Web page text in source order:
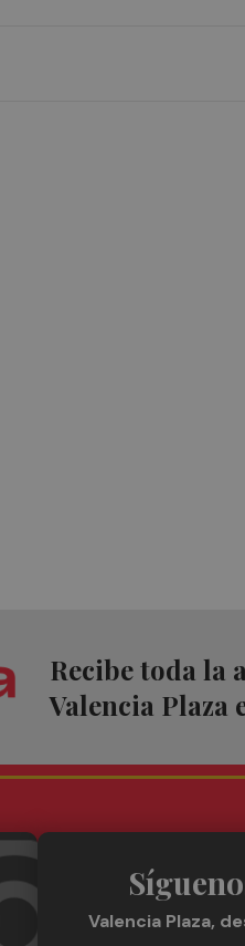
Recibe toda la
Valencia Plaza
Valencia Plaza,